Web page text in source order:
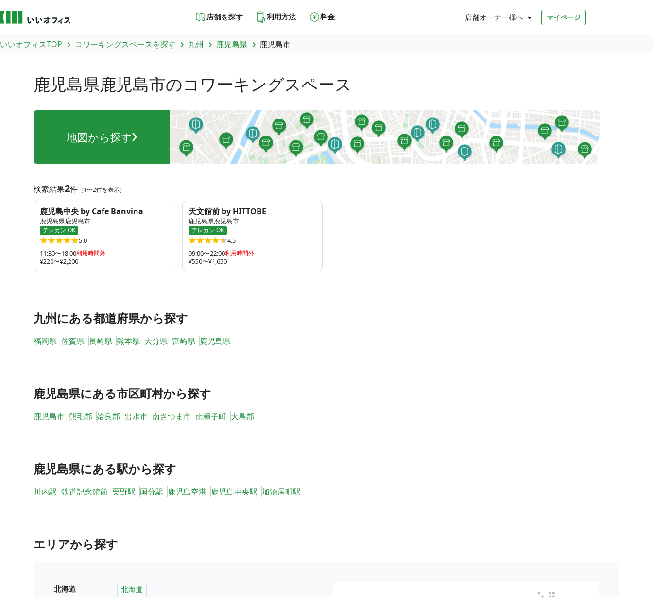
店舗を探す 利用方法 料金 店舗オーナー様へ マイページ
いいオフィスTOP コワーキングスペースを探す 九州 鹿児島県 鹿児島市
鹿児島県鹿児島市のコワーキングスペース
地図から探す
検索結果2件 （1〜2件を表示）
鹿児島中央 by Cafe Banvina
鹿児島県鹿児島市
テレカン OK
5.0
11:30〜18:00利用時間外
¥220〜¥2,200
天文館前 by HITTOBE
鹿児島県鹿児島市
テレカン OK
4.5
09:00〜22:00利用時間外
¥550〜¥1,650
九州にある都道府県から探す
福岡県 佐賀県 長崎県 熊本県 大分県 宮崎県 鹿児島県
鹿児島県にある市区町村から探す
鹿児島市 熊毛郡 姶良郡 出水市 南さつま市 南種子町 大島郡
鹿児島県にある駅から探す
川内駅 鉄道記念館前 栗野駅 国分駅 鹿児島空港 鹿児島中央駅 加治屋町駅
エリアから探す
北海道 北海道